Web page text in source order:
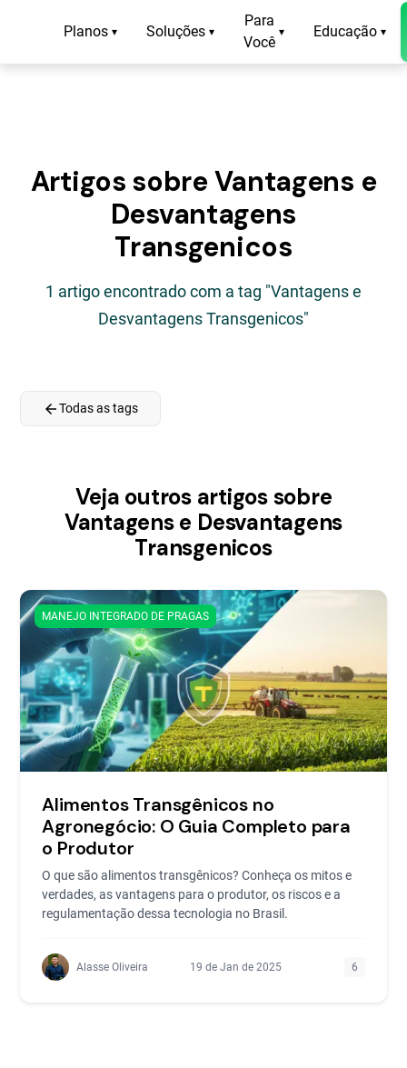
Planos ▾ Soluções ▾
Para
Você
▾ Educação ▾
Artigos sobre Vantagens e
Desvantagens
Transgenicos
1 artigo encontrado com a tag "Vantagens e
Desvantagens Transgenicos"
arrow_backTodas as tags
Veja outros artigos sobre
Vantagens e Desvantagens
Transgenicos
MANEJO INTEGRADO DE PRAGAS
Alimentos Transgênicos no
Agronegócio: O Guia Completo para
o Produtor
O que são alimentos transgênicos? Conheça os mitos e
verdades, as vantagens para o produtor, os riscos e a
regulamentação dessa tecnologia no Brasil.
Alasse Oliveira 19 de Jan de 2025 6